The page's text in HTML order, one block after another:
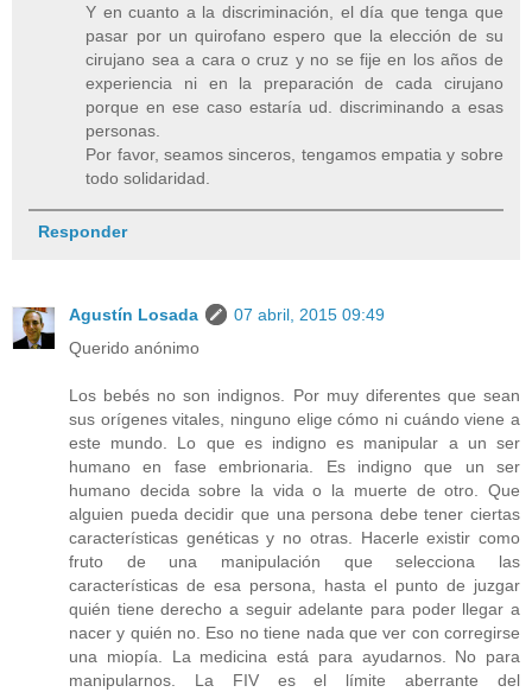
Y en cuanto a la discriminación, el día que tenga que
pasar por un quirofano espero que la elección de su
cirujano sea a cara o cruz y no se fije en los años de
experiencia ni en la preparación de cada cirujano
porque en ese caso estaría ud. discriminando a esas
personas.
Por favor, seamos sinceros, tengamos empatia y sobre
todo solidaridad.
Responder
Agustín Losada
07 abril, 2015 09:49
Querido anónimo
Los bebés no son indignos. Por muy diferentes que sean
sus orígenes vitales, ninguno elige cómo ni cuándo viene a
este mundo. Lo que es indigno es manipular a un ser
humano en fase embrionaria. Es indigno que un ser
humano decida sobre la vida o la muerte de otro. Que
alguien pueda decidir que una persona debe tener ciertas
características genéticas y no otras. Hacerle existir como
fruto de una manipulación que selecciona las
características de esa persona, hasta el punto de juzgar
quién tiene derecho a seguir adelante para poder llegar a
nacer y quién no. Eso no tiene nada que ver con corregirse
una miopía. La medicina está para ayudarnos. No para
manipularnos. La FIV es el límite aberrante del